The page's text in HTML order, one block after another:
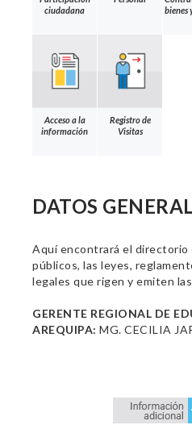
ciudadana
bienes
Acceso a la
información
Registro de
Visitas
DATOS
Aquí encontrará el directorio
públicos, las leyes,
legales que rigen y emiten
GERENTE REGIONAL DE
AREQUIPA: MG. CECILIA